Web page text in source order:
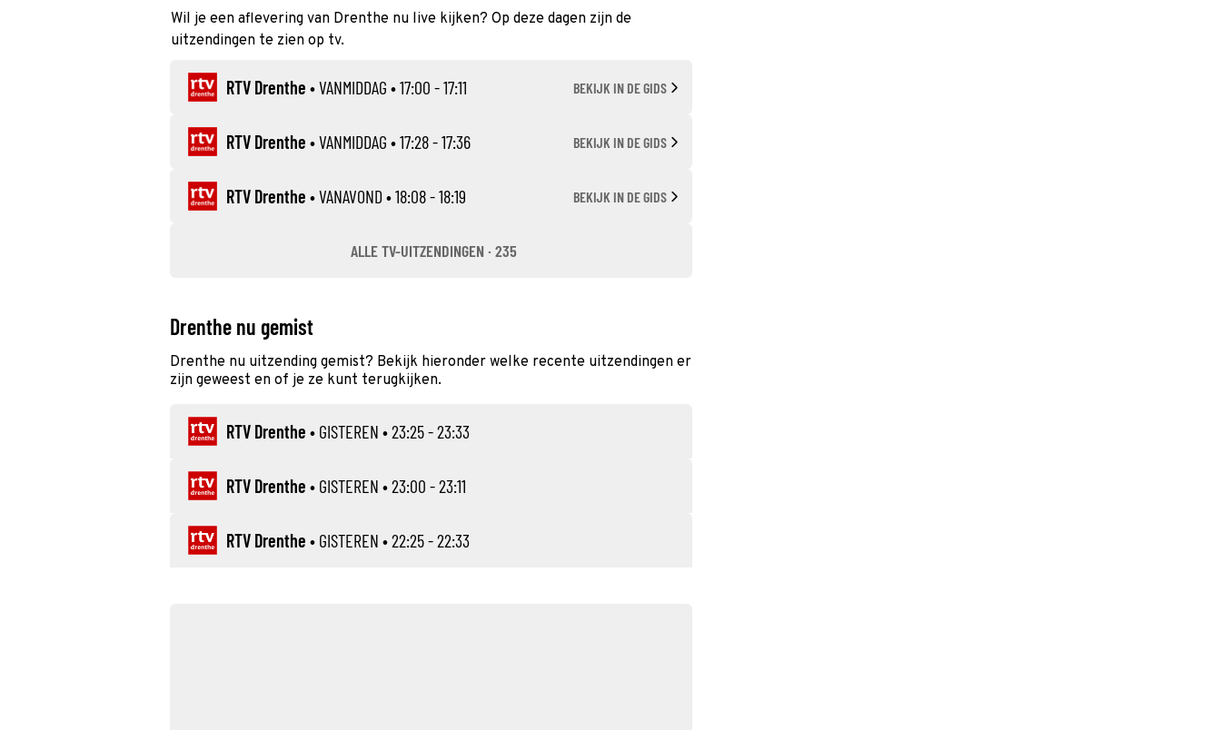
Wil je een aflevering van Drenthe nu live kijken? Op deze dagen zijn de
uitzendingen te zien op tv.
RTV Drenthe •VANMIDDAG • 17:00 - 17:11 BEKIJK IN DE GIDS
RTV Drenthe •VANMIDDAG • 17:28 - 17:36 BEKIJK IN DE GIDS
RTV Drenthe •VANAVOND • 18:08 - 18:19 BEKIJK IN DE GIDS
ALLE TV-UITZENDINGEN · 235
Drenthe nu gemist
Drenthe nu uitzending gemist? Bekijk hieronder welke recente uitzendingen er
zijn geweest en of je ze kunt terugkijken.
RTV Drenthe • GISTEREN • 23:25 - 23:33
RTV Drenthe • GISTEREN • 23:00 - 23:11
RTV Drenthe • GISTEREN • 22:25 - 22:33